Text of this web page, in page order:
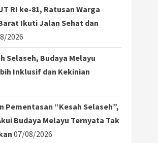
RI ke-81, Ratusan Warga
Ikuti Jalan Sehat dan
2026
Selaseh, Budaya Melayu
Inklusif dan Kekinian
Pementasan “Kesah Selaseh”,
Budaya Melayu Ternyata Tak
07/08/2026